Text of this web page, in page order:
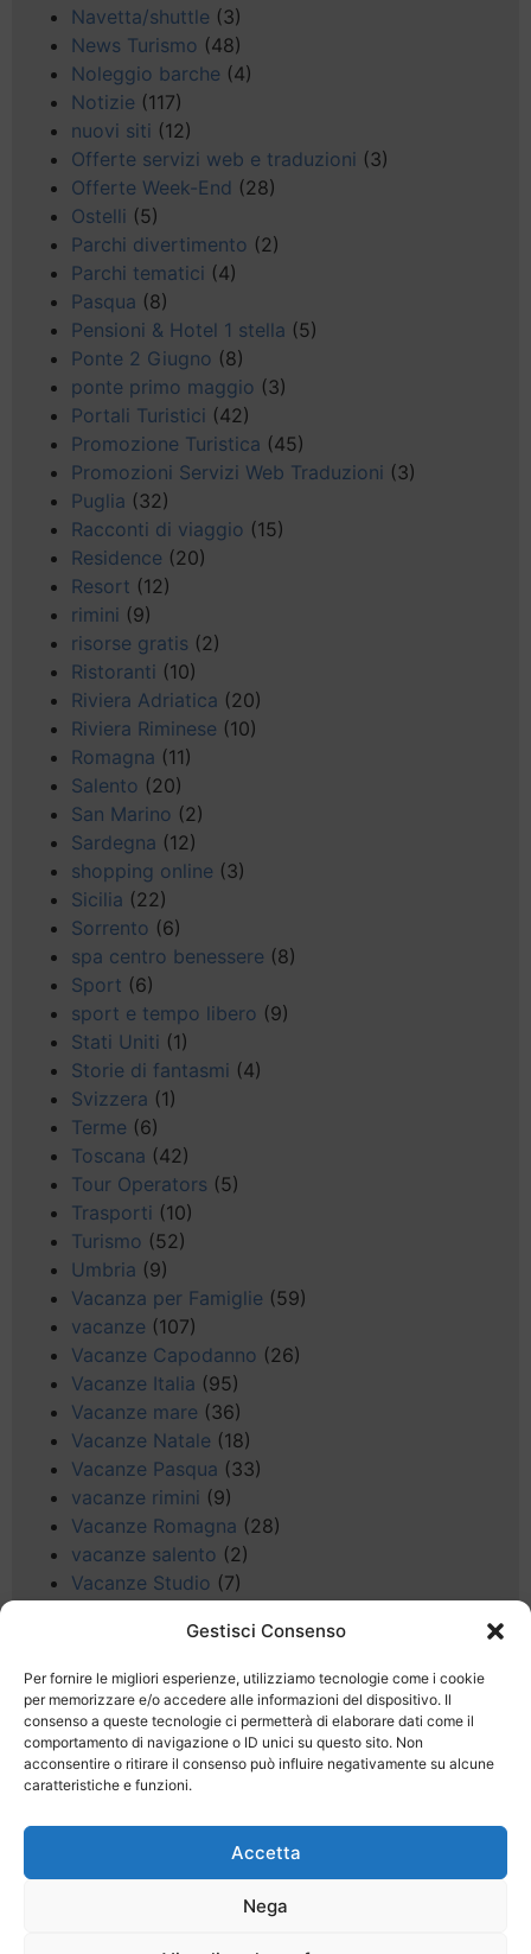
Gestisci Consenso
Per fornire le migliori esperienze, utilizziamo tecnologie come i cookie
per memorizzare e/o accedere alle informazioni del dispositivo. Il
consenso a queste tecnologie ci permetterà di elaborare dati come il
comportamento di navigazione o ID unici su questo sito. Non
acconsentire o ritirare il consenso può influire negativamente su alcune
caratteristiche e funzioni.
Accetta
Nega
Navetta/shuttle (3)
News Turismo (48)
Noleggio barche (4)
Notizie (117)
nuovi siti (12)
Offerte servizi web e traduzioni (3)
Offerte Week-End (28)
Ostelli (5)
Parchi divertimento (2)
Parchi tematici (4)
Pasqua (8)
Pensioni & Hotel 1 stella (5)
Ponte 2 Giugno (8)
ponte primo maggio (3)
Portali Turistici (42)
Promozione Turistica (45)
Promozioni Servizi Web Traduzioni (3)
Puglia (32)
Racconti di viaggio (15)
Residence (20)
Resort (12)
rimini (9)
risorse gratis (2)
Ristoranti (10)
Riviera Adriatica (20)
Riviera Riminese (10)
Romagna (11)
Salento (20)
San Marino (2)
Sardegna (12)
shopping online (3)
Sicilia (22)
Sorrento (6)
spa centro benessere (8)
Sport (6)
sport e tempo libero (9)
Stati Uniti (1)
Storie di fantasmi (4)
Svizzera (1)
Terme (6)
Toscana (42)
Tour Operators (5)
Trasporti (10)
Turismo (52)
Umbria (9)
Vacanza per Famiglie (59)
vacanze (107)
Vacanze Capodanno (26)
Vacanze Italia (95)
Vacanze mare (36)
Vacanze Natale (18)
Vacanze Pasqua (33)
vacanze rimini (9)
Vacanze Romagna (28)
vacanze salento (2)
Vacanze Studio (7)
(5)
Veneto (25)
Voli low cost(4)
Web(9)
week end(45)
Wellness(11)
Regolamento